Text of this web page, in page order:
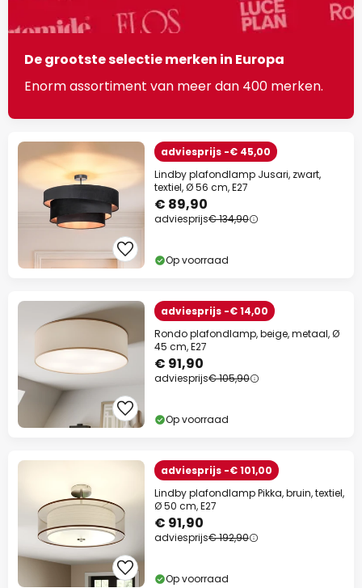
De grootste selectie merken in Europa
Enorm assortiment van meer dan 400 merken.
adviesprijs -€ 45,00
Lindby plafondlamp Jusari, zwart,
textiel, Ø 56 cm, E27
€ 89,90
adviesprijs€ 134,90
Op voorraad
adviesprijs -€ 14,00
Rondo plafondlamp, beige, metaal, Ø
45 cm, E27
€ 91,90
adviesprijs€ 105,90
Op voorraad
adviesprijs -€ 101,00
Lindby plafondlamp Pikka, bruin, textiel,
Ø 50 cm, E27
€ 91,90
adviesprijs€ 192,90
Op voorraad